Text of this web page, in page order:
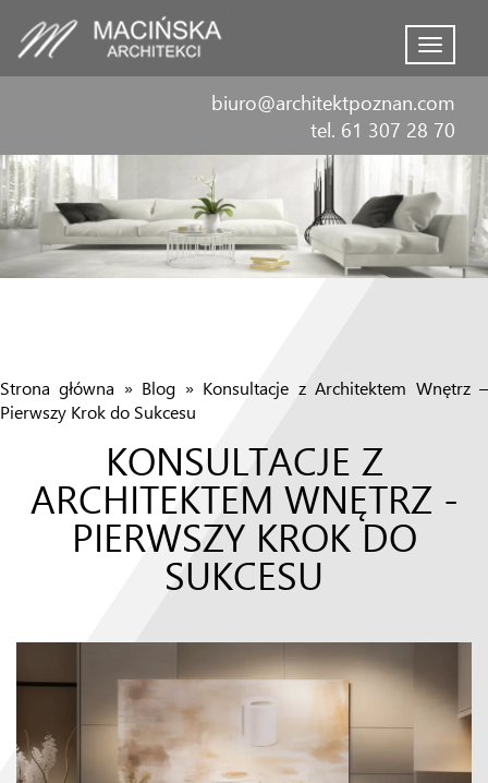
Menu
biuro@architektpoznan.com
tel. 61 307 28 70
Strona główna » Blog » Konsultacje z Architektem Wnętrz –
Pierwszy Krok do Sukcesu
KONSULTACJE Z
ARCHITEKTEM WNĘTRZ -
PIERWSZY KROK DO
SUKCESU